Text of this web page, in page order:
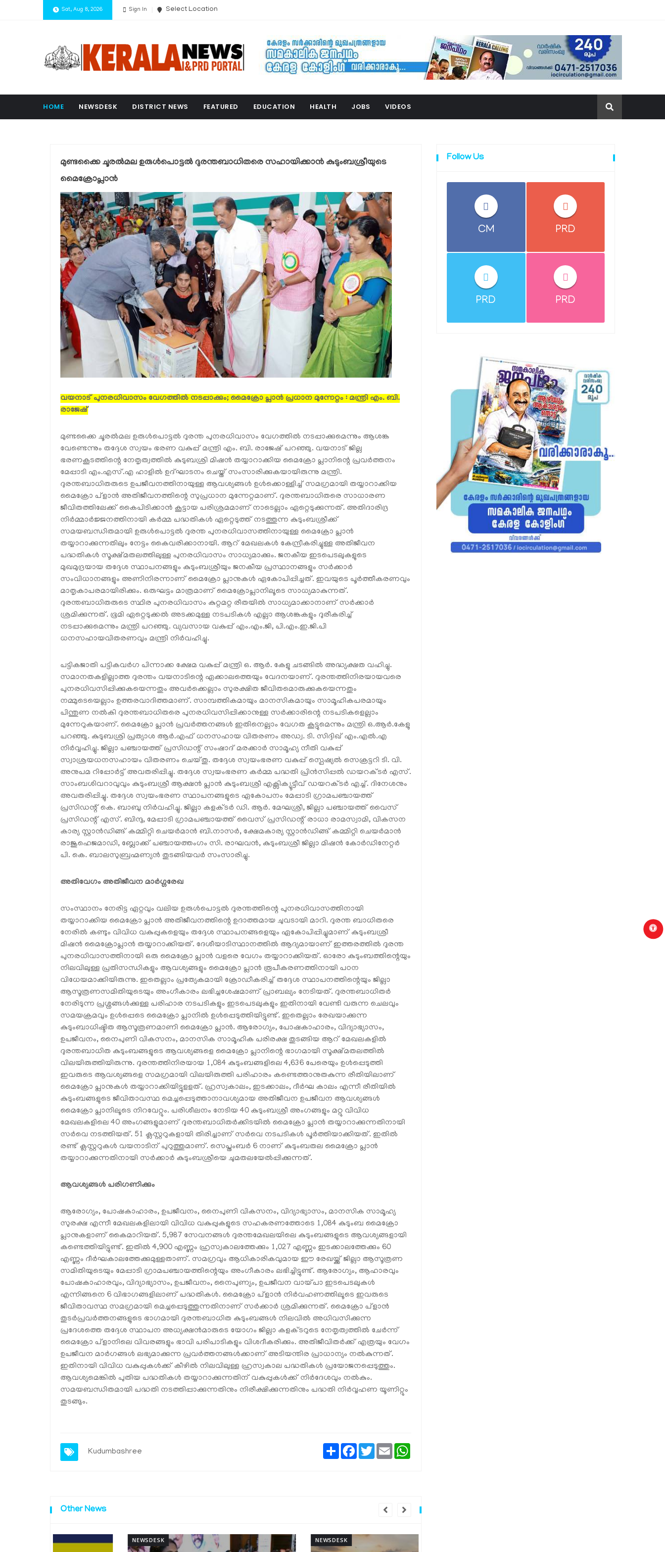
Sat, Aug 8, 2026 Sign In Select Location
HOME NEWSDESK DISTRICT NEWS FEATURED EDUCATION HEALTH JOBS VIDEOS
മുണ്ടക്കൈ ചൂരല്‍മല ഉരുള്‍പൊട്ടല്‍ ദുരന്തബാധിതരെ സഹായിക്കാന്‍ കുടുംബശ്രീയുടെ
മൈക്രോപ്ലാന്‍
വയനാട് പുനരധിവാസം വേഗത്തിൽ നടപ്പാക്കും; മൈക്രോ പ്ലാൻ പ്രധാന മുന്നേറ്റം : മന്ത്രി എം. ബി.
രാജേഷ്
മുണ്ടക്കൈ ചൂരൽമല ഉരുൾപൊട്ടൽ ദുരന്ത പുനരധിവാസം വേഗത്തിൽ നടപ്പാക്കുമെന്നും ആശങ്ക
വേണ്ടെന്നും തദ്ദേശ സ്വയം ഭരണ വകുപ്പ് മന്ത്രി എം. ബി. രാജേഷ് പറഞ്ഞു. വയനാട് ജില്ല
ഭരണകൂടത്തിന്റെ നേതൃത്വത്തിൽ കുടുബശ്രി മിഷൻ തയ്യാറാക്കിയ മൈക്രോ പ്ലാനിന്റെ പ്രവർത്തനം
മേപ്പാടി എം.എസ്.എ ഹാളിൽ ഉദ്ഘാടനം ചെയ്ത് സംസാരിക്കുകയായിരുന്നു മന്ത്രി.
ദുരന്തബാധിതരുടെ ഉപജീവനത്തിനായുള്ള ആവശ്യങ്ങൾ ഉൾക്കൊള്ളിച്ച് സമഗ്രമായി തയ്യാറാക്കിയ
മൈക്രോ പ്ളാൻ അതിജീവനത്തിന്റെ സുപ്രധാന മുന്നേറ്റമാണ്. ദുരന്തബാധിതരെ സാധാരണ
ജീവിതത്തിലേക്ക് കൈപിടിക്കാൻ കൂട്ടായ പരിശ്രമമാണ് നാടെല്ലാം ഏറ്റെടുക്കുന്നത്. അതിദാരിദ്ര
നിർമ്മാർജ്ജനത്തിനായി കർമ്മ പദ്ധതികൾ ഏറ്റെടുത്ത് നടത്തുന്ന കുടുംബശ്രീക്ക്
സമയബന്ധിതമായി ഉരുൾപൊട്ടൽ ദുരന്ത പുനരധിവാസത്തിനായുള്ള മൈക്രോ പ്ലാൻ
തയ്യാറാക്കുന്നതിലും നേട്ടം കൈവരിക്കാനായി. ആറ് മേഖലകൾ കേന്ദ്രീകരിച്ചുള്ള അതിജീവന
പദ്ധതികൾ സൂക്ഷ്മതലത്തിലുള്ള പുനരധിവാസം സാധ്യമാക്കും. ജനകീയ ഇടപെടലുകളുടെ
മുഖമുദ്രയായ തദ്ദേശ സ്ഥാപനങ്ങളും കുടുംബശ്രീയും ജനകീയ പ്രസ്ഥാനങ്ങളും സർക്കാർ
സംവിധാനങ്ങളും അണിനിരന്നാണ് മൈക്രോ പ്ലാനുകൾ ഏകോപിപ്പിച്ചത്. ഇവയുടെ പൂർത്തീകരണവും
മാതൃകാപരമായിരിക്കും. ഒരുഘട്ടം മാത്രമാണ് മൈക്രോപ്ലാനിലൂടെ സാധ്യമാകുന്നത്.
ദുരന്തബാധിതരുടെ സ്ഥിര പുനരധിവാസം കുറ്റമറ്റ രീതയിൽ സാധ്യമാക്കാനാണ് സർക്കാർ
ശ്രമിക്കുന്നത്. ഭൂമി ഏറ്റെടുക്കൽ അടക്കമുള്ള നടപടികൾ എല്ലാ ആശങ്കകളും ദുരീകരിച്ച്
നടപ്പാക്കുമെന്നും മന്ത്രി പറഞ്ഞു. വ്യവസായ വകുപ്പ് എം.എം.ജി, പി.എം.ഇ.ജി.പി
ധനസഹായവിതരണവും മന്ത്രി നിർവഹിച്ചു.
പട്ടികജാതി പട്ടികവർഗ പിന്നാക്ക ക്ഷേമ വകുപ്പ് മന്ത്രി ഒ. ആർ. കേളു ചടങ്ങിൽ അദ്ധ്യക്ഷത വഹിച്ചു.
സമാനതകളില്ലാത്ത ദുരന്തം വയനാടിന്റെ ഏക്കാലത്തെയും വേദനയാണ്. ദുരന്തത്തിനിരയായവരെ
പുനരധിവസിപ്പിക്കുകയെന്നതും അവർക്കെല്ലാം സുരക്ഷിത ജീവിതമൊരുക്കുകയെന്നതും
നമ്മുടെയെല്ലാം ഉത്തരവാദിത്തമാണ്. സാമ്പത്തികമായും മാനസികമായും സാമൂഹികപരമായും
പിന്തുണ നൽകി ദുരന്തബാധിതരെ പുനരധിവസിപ്പിക്കാനുള്ള സർക്കാരിന്റെ നടപടികളെല്ലാം
മുന്നേറുകയാണ്. മൈക്രോ പ്ലാൻ പ്രവർത്തനങ്ങൾ ഇതിനെല്ലാം വേഗത കൂട്ടുമെന്നും മന്ത്രി ഒ.ആർ.കേളു
പറഞ്ഞു. കുടുബശ്രി പ്രത്യാശ ആർ.എഫ് ധനസഹായ വിതരണം അഡ്വ. ടി. സിദ്ദിഖ് എം.എൽ.എ
നിർവ്വഹിച്ചു. ജില്ലാ പഞ്ചായത്ത് പ്രസിഡന്റ് സംഷാദ് മരക്കാർ സാമൂഹ്യ നീതി വകുപ്പ്
സ്വാശ്രയധനസഹായം വിതരണം ചെയ്തു. തദ്ദേശ സ്വയംഭരണ വകുപ്പ് സ്പെഷ്യൽ സെക്രട്ടറി ടി. വി.
അനുപമ റിപ്പോർട്ട് അവതരിപ്പിച്ചു. തദ്ദേശ സ്വയംഭരണ കർമ്മ പദ്ധതി പ്രിൻസിപ്പൽ ഡയറക്ടർ എസ്.
സാംബശിവറാവുവും കുടുംബശ്രീ ആക്ഷൻ പ്ലാൻ കുടുംബശ്രീ എക്സിക്യൂട്ടീവ് ഡയറക്ടർ എച്ച്. ദിനേശനും
അവതരിപ്പിച്ചു. തദ്ദേശ സ്വയംഭരണ സ്ഥാപനങ്ങളുടെ ഏകോപനം മേപ്പാടി ഗ്രാമപഞ്ചായത്ത്
പ്രസിഡന്റ് കെ. ബാബു നിർവഹിച്ചു. ജില്ലാ കളക്ടർ ഡി. ആർ. മേഘശ്രീ, ജില്ലാ പഞ്ചായത്ത് വൈസ്
പ്രസിഡന്റ് എസ്. ബിന്ദു, മേപ്പാടി ഗ്രാമപഞ്ചായത്ത് വൈസ് പ്രസിഡന്റ് രാധാ രാമസ്വാമി, വികസന
കാര്യ സ്റ്റാൻഡിങ്ങ് കമ്മിറ്റി ചെയർമാൻ ബി.നാസർ, ക്ഷേമകാര്യ സ്റ്റാൻഡിങ്ങ് കമ്മിറ്റി ചെയർമാൻ
രാജുഹെജമാഡി, ബ്ലോക്ക് പഞ്ചായത്തംഗം സി. രാഘവൻ, കുടുംബശ്രീ ജില്ലാ മിഷൻ കോർഡിനേറ്റർ
പി. കെ. ബാലസുബ്രഹ്മണ്യൻ തുടങ്ങിയവർ സംസാരിച്ചു.
അതിവേഗം അതിജീവന മാർഗ്ഗരേഖ
സംസ്ഥാനം നേരിട്ട ഏറ്റവും വലിയ ഉരുൾപൊട്ടൽ ദുരന്തത്തിന്റെ പുനരധിവാസത്തിനായി
തയ്യാറാക്കിയ മൈക്രോ പ്ലാൻ അതിജീവനത്തിന്റെ ഉദാത്തമായ ചുവടായി മാറി. ദുരന്ത ബാധിതരെ
നേരിൽ കണ്ടും വിവിധ വകുപ്പുകളെയും തദ്ദേശ സ്ഥാപനങ്ങളെയും ഏകോപിപ്പിച്ചുമാണ് കുടുംബശ്രീ
മിഷൻ മൈക്രോപ്ലാൻ തയ്യാറാക്കിയത്. ദേശീയാടിസ്ഥാനത്തിൽ ആദ്യമായാണ് ഇത്തരത്തിൽ ദുരന്ത
പുനരധിവാസത്തിനായി ഒരു മൈക്രോ പ്ലാൻ വളരെ വേഗം തയ്യാറാക്കിയത്. ഓരോ കുടുംബത്തിന്റെയും
നിലവിലുള്ള പ്രതിസന്ധികളും ആവശ്യങ്ങളും മൈക്രോ പ്ലാൻ രൂപീകരണത്തിനായി പഠന
വിധേയമാക്കിയിരുന്നു. ഇതെല്ലാം പ്രത്യേകമായി ക്രോഡീകരിച്ച് തദ്ദേശ സ്ഥാപനത്തിന്റെയും ജില്ലാ
ആസൂത്രണസമിതിയുടെയും അംഗീകാരം ലഭിച്ചശേഷമാണ് പ്രാബല്യം നേടിയത്. ദുരന്തബാധിതർ
നേരിടുന്ന പ്രശ്നങ്ങൾക്കുള്ള പരിഹാര നടപടികളും ഇടപെടലുകളും ഇതിനായി വേണ്ടി വരുന്ന ചെലവും
സമയക്രമവും ഉൾപ്പെടെ മൈക്രോ പ്ലാനിൽ ഉൾപ്പെടുത്തിയിട്ടുണ്ട്. ഇതെല്ലാം രേഖയാക്കുന്ന
കുടുംബാധിഷ്ടിത ആസൂത്രണമാണി മൈക്രോ പ്ലാൻ. ആരോഗ്യം, പോഷകാഹാരം, വിദ്യാഭ്യാസം,
ഉപജീവനം, നൈപുണി വികസനം, മാനസിക സാമൂഹിക പരിരക്ഷ തുടങ്ങിയ ആറ് മേഖലകളിൽ
ദുരന്തബാധിത കുടുംബങ്ങളുടെ ആവശ്യങ്ങളെ മൈക്രോ പ്ലാനിന്റെ ഭാഗമായി സൂക്ഷ്മതലത്തിൽ
വിലയിരുത്തിയിരുന്നു. ദുരന്തത്തിനിരയായ 1,084 കുടുംബങ്ങളിലെ 4,636 പേരെയും ഉൾപ്പെടുത്തി
ഇവരുടെ ആവശ്യങ്ങളെ സമഗ്രമായി വിലയിരുത്തി പരിഹാരം കണ്ടെത്താനുതകുന്ന രീതിയിലാണ്
മൈക്രോ പ്ലാനുകൾ തയ്യാറാക്കിയിട്ടുളളത്. ഹ്രസ്വകാലം, ഇടക്കാലം, ദീർഘ കാലം എന്നീ രീതിയിൽ
കുടുംബങ്ങളുടെ ജീവിതാവസ്ഥ മെച്ചപ്പെടുത്താനാവശ്യമായ അതിജീവന ഉപജീവന ആവശ്യങ്ങൾ
മൈക്രോ പ്ലാനിലൂടെ നിറവേറ്റും. പരിശീലനം നേടിയ 40 കുടുംബശ്രീ അംഗങ്ങളും മറ്റു വിവിധ
മേഖലകളിലെ 40 അംഗങ്ങളുമാണ് ദുരന്തബാധിതർക്കിടയിൽ മൈക്രോ പ്ലാൻ തയ്യാറാക്കുന്നതിനായി
സർവെ നടത്തിയത്. 51 ക്ലസ്റ്ററുകളായി തിരിച്ചാണ് സർവെ നടപടികൾ പൂർത്തിയാക്കിയത്. ഇതിൽ
രണ്ട് ക്ലസ്റ്ററുകൾ വയനാടിന് പുറുത്തുമാണ്. സെപ്തംബർ 6 നാണ് കുടുംബതല മൈക്രോ പ്ലാൻ
തയ്യാറാക്കുന്നതിനായി സർക്കാർ കുടുംബശ്രീയെ ചുമതലയേൽപ്പിക്കുന്നത്.
ആവശ്യങ്ങൾ പരിഗണിക്കും
ആരോഗ്യം, പോഷകാഹാരം, ഉപജീവനം, നൈപുണി വികസനം, വിദ്യാഭ്യാസം, മാനസിക സാമൂഹ്യ
സുരക്ഷ എന്നീ മേഖലകളിലായി വിവിധ വകുപ്പുകളുടെ സഹകരണത്തോടെ 1,084 കുടുംബ മൈക്രോ
പ്ലാനുകളാണ് കൈമാറിയത്. 5,987 സേവനങ്ങൾ ദുരന്തമേഖലയിലെ കുടുംബങ്ങളുടെ ആവശ്യങ്ങളായി
കണ്ടെത്തിയിട്ടുണ്ട്. ഇതിൽ 4,900 എണ്ണം ഹ്രസ്വകാലത്തേക്കും 1,027 എണ്ണം ഇടക്കാലത്തേക്കും 60
എണ്ണം ദീർഘകാലത്തേക്കുമുള്ളതാണ്. സമഗ്രവും ആധികാരികവുമായ ഈ രേഖയ്ക്ക് ജില്ലാ ആസൂത്രണ
സമിതിയുടെയും മേപ്പാടി ഗ്രാമപഞ്ചായത്തിന്റെയും അംഗീകാരം ലഭിച്ചിട്ടുണ്ട്. ആരോഗ്യം, ആഹാരവും
പോഷകാഹാരവും, വിദ്യാഭ്യാസം, ഉപജീവനം, നൈപുണ്യം, ഉപജീവന വായ്പാ ഇടപെടലുകൾ
എന്നിങ്ങനെ 6 വിഭാഗങ്ങളിലാണ് പദ്ധതികൾ. മൈക്രോ പ്ളാൻ നിർവഹണത്തിലൂടെ ഇവരുടെ
ജീവിതാവസ്ഥ സമഗ്രമായി മെച്ചപ്പെടുത്തുന്നതിനാണ് സർക്കാർ ശ്രമിക്കുന്നത്. മൈക്രോ പ്ളാൻ
തുടർപ്രവർത്തനങ്ങളുടെ ഭാഗമായി ദുരന്തബാധിത കുടുംബങ്ങൾ നിലവിൽ അധിവസിക്കുന്ന
പ്രദേശത്തെ തദ്ദേശ സ്ഥാപന അധ്യക്ഷൻമാരുടെ യോഗം ജില്ലാ കളക്ടറുടെ നേതൃത്വത്തിൽ ചേർന്ന്
മൈക്രോ പ്ളാനിലെ വിവരങ്ങളും ഭാവി പരിപാടികളും വിശദീകരിക്കും. അതിജീവിതർക്ക് എത്രയും വേഗം
ഉപജീവന മാർഗങ്ങൾ ലഭ്യമാക്കുന്ന പ്രവർത്തനങ്ങൾക്കാണ് അടിയന്തിര പ്രാധാന്യം നൽകുന്നത്.
ഇതിനായി വിവിധ വകുപ്പുകൾക്ക് കീഴിൽ നിലവിലുള്ള ഹ്രസ്വകാല പദ്ധതികൾ പ്രയോജനപ്പെടുത്തും.
ആവശ്യമെങ്കിൽ പുതിയ പദ്ധതികൾ തയ്യാറാക്കുന്നതിന് വകുപ്പുകൾക്ക് നിർദേശവും നൽകും.
സമയബന്ധിതമായി പദ്ധതി നടത്തിപ്പാക്കുന്നതിനും നിരീക്ഷിക്കുന്നതിനും പദ്ധതി നിർവ്വഹണ യൂണിറ്റും
തുടങ്ങും.
Kudumbashree
ShareFacebook
TwitterEmail
Other News
NEWSDESK
Follow Us
CM PRD
PRD PRD